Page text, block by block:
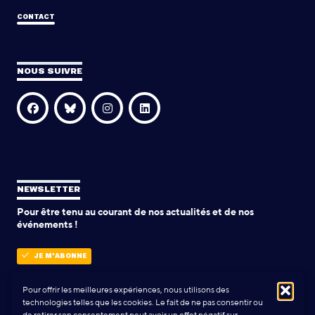
Pour offrir les meilleures expériences, nous utilisons des
technologies telles que les cookies. Le fait de ne pas consentir ou
CONTACT
NOUS SUIVRE
NEWSLETTER
Pour être tenu au courant de nos actualités et de nos
événements !
JE M'ABONNE
POLITIQUE DE CONFIDENTIALITÉ